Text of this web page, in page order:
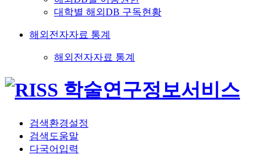
대학별 해외DB 구독현황
해외전자자료 통계
해외전자자료 통계
검색환경설정
검색도움말
다국어입력